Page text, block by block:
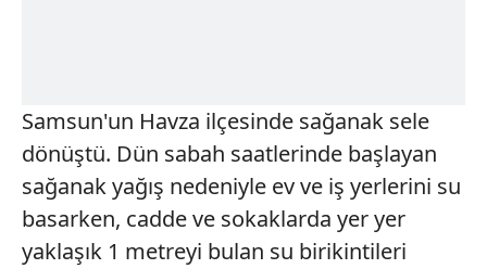
Samsun'un Havza ilçesinde sağanak sele
dönüştü. Dün sabah saatlerinde başlayan
sağanak yağış nedeniyle ev ve iş yerlerini su
basarken, cadde ve sokaklarda yer yer
yaklaşık 1 metreyi bulan su birikintileri